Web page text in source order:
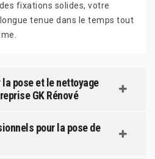
fixations solides, votre
tenue dans le temps tout
pose et le nettoyage
GK Rénové
pour la pose de